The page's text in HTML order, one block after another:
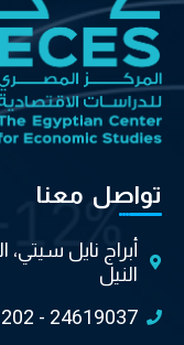
تواصل معنا
أبراج نايل سيتي،
النيل
202 - 24619037